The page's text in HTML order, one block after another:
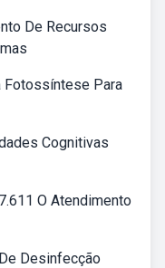
De Recursos
Fotossíntese Para
Cognitivas
O Atendimento
Desinfecção